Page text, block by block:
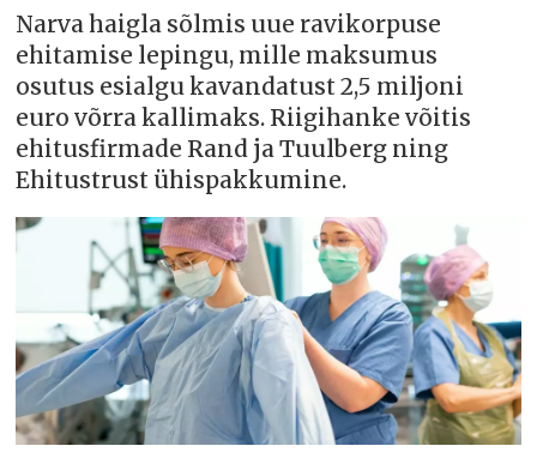
Narva haigla sõlmis uue ravikorpuse
ehitamise lepingu, mille maksumus
osutus esialgu kavandatust 2,5 miljoni
euro võrra kallimaks. Riigihanke võitis
ehitusfirmade Rand ja Tuulberg ning
Ehitustrust ühispakkumine.